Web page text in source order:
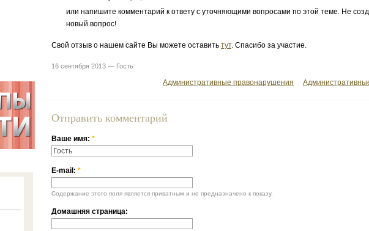
или напишите комментарий к ответу с уточняющими вопросами по этой теме. Не
новый вопрос!
Свой отзыв о нашем сайте Вы можете оставить тут. Спасибо за участие.
16 сентября 2013 — Гость
Административные правонарушения
Отправить комментарий
Ваше имя: *
E-mail: *
Содержание этого поля является приватным и не предназначено к показу.
Домашняя страница: